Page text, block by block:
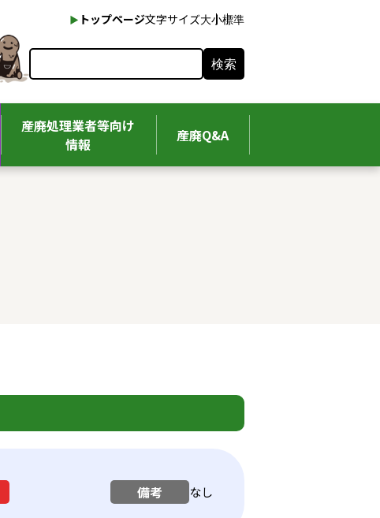
本文へ
トップページ文字サイズ大小標準
検索
産廃処理業者等向け
情報
産廃Q&A
備考 なし